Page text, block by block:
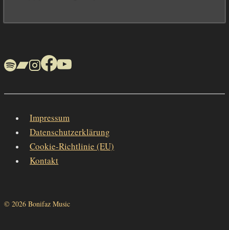
Impressum
Datenschutzerklärung
Cookie-Richtlinie (EU)
Kontakt
© 2026 Bonifaz Music